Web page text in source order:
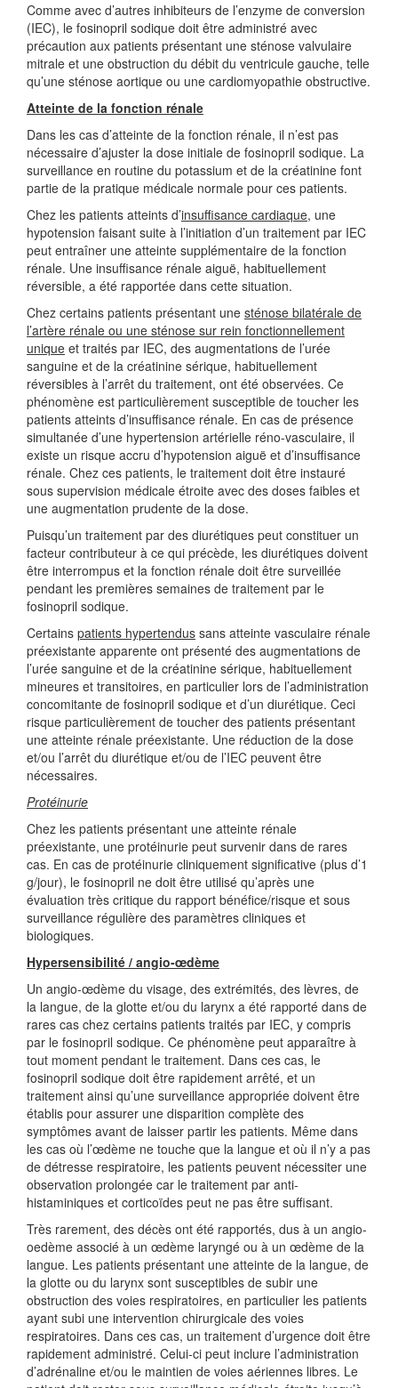
Comme avec d’autres inhibiteurs de l’enzyme de conversion
(IEC), le fosinopril sodique doit être administré avec
précaution aux patients présentant une sténose valvulaire
mitrale et une obstruction du débit du ventricule gauche, telle
qu’une sténose aortique ou une cardiomyopathie obstructive.
Atteinte de la fonction rénale
Dans les cas d’atteinte de la fonction rénale, il n’est pas
nécessaire d’ajuster la dose initiale de fosinopril sodique. La
surveillance en routine du potassium et de la créatinine font
partie de la pratique médicale normale pour ces patients.
Chez les patients atteints d’insuffisance cardiaque, une
hypotension faisant suite à l’initiation d’un traitement par IEC
peut entraîner une atteinte supplémentaire de la fonction
rénale. Une insuffisance rénale aiguë, habituellement
réversible, a été rapportée dans cette situation.
Chez certains patients présentant une sténose bilatérale de
l’artère rénale ou une sténose sur rein fonctionnellement
unique et traités par IEC, des augmentations de l’urée
sanguine et de la créatinine sérique, habituellement
réversibles à l’arrêt du traitement, ont été observées. Ce
phénomène est particulièrement susceptible de toucher les
patients atteints d’insuffisance rénale. En cas de présence
simultanée d’une hypertension artérielle réno-vasculaire, il
existe un risque accru d’hypotension aiguë et d’insuffisance
rénale. Chez ces patients, le traitement doit être instauré
sous supervision médicale étroite avec des doses faibles et
une augmentation prudente de la dose.
Puisqu’un traitement par des diurétiques peut constituer un
facteur contributeur à ce qui précède, les diurétiques doivent
être interrompus et la fonction rénale doit être surveillée
pendant les premières semaines de traitement par le
fosinopril sodique.
Certains patients hypertendus sans atteinte vasculaire rénale
préexistante apparente ont présenté des augmentations de
l’urée sanguine et de la créatinine sérique, habituellement
mineures et transitoires, en particulier lors de l’administration
concomitante de fosinopril sodique et d’un diurétique. Ceci
risque particulièrement de toucher des patients présentant
une atteinte rénale préexistante. Une réduction de la dose
et/ou l’arrêt du diurétique et/ou de l’IEC peuvent être
nécessaires.
Protéinurie
Chez les patients présentant une atteinte rénale
préexistante, une protéinurie peut survenir dans de rares
cas. En cas de protéinurie cliniquement significative (plus d’1
g/jour), le fosinopril ne doit être utilisé qu’après une
évaluation très critique du rapport bénéfice/risque et sous
surveillance régulière des paramètres cliniques et
biologiques.
Hypersensibilité / angio-œdème
Un angio-œdème du visage, des extrémités, des lèvres, de
la langue, de la glotte et/ou du larynx a été rapporté dans de
rares cas chez certains patients traités par IEC, y compris
par le fosinopril sodique. Ce phénomène peut apparaître à
tout moment pendant le traitement. Dans ces cas, le
fosinopril sodique doit être rapidement arrêté, et un
traitement ainsi qu’une surveillance appropriée doivent être
établis pour assurer une disparition complète des
symptômes avant de laisser partir les patients. Même dans
les cas où l’œdème ne touche que la langue et où il n’y a pas
de détresse respiratoire, les patients peuvent nécessiter une
observation prolongée car le traitement par anti-
histaminiques et corticoïdes peut ne pas être suffisant.
Très rarement, des décès ont été rapportés, dus à un angio-
oedème associé à un œdème laryngé ou à un œdème de la
langue. Les patients présentant une atteinte de la langue, de
la glotte ou du larynx sont susceptibles de subir une
obstruction des voies respiratoires, en particulier les patients
ayant subi une intervention chirurgicale des voies
respiratoires. Dans ces cas, un traitement d’urgence doit être
rapidement administré. Celui-ci peut inclure l’administration
d’adrénaline et/ou le maintien de voies aériennes libres. Le